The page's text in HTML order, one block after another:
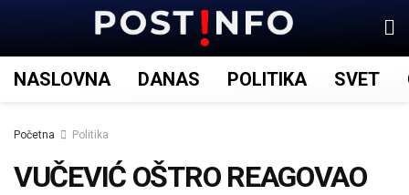
NASLOVNA DANAS POLITIKA SVET
Početna Politika
VUČEVIĆ OŠTRO REAGOVAO